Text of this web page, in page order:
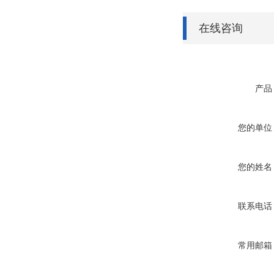
在线咨询
产品
您的单位
您的姓名
联系电话
常用邮箱